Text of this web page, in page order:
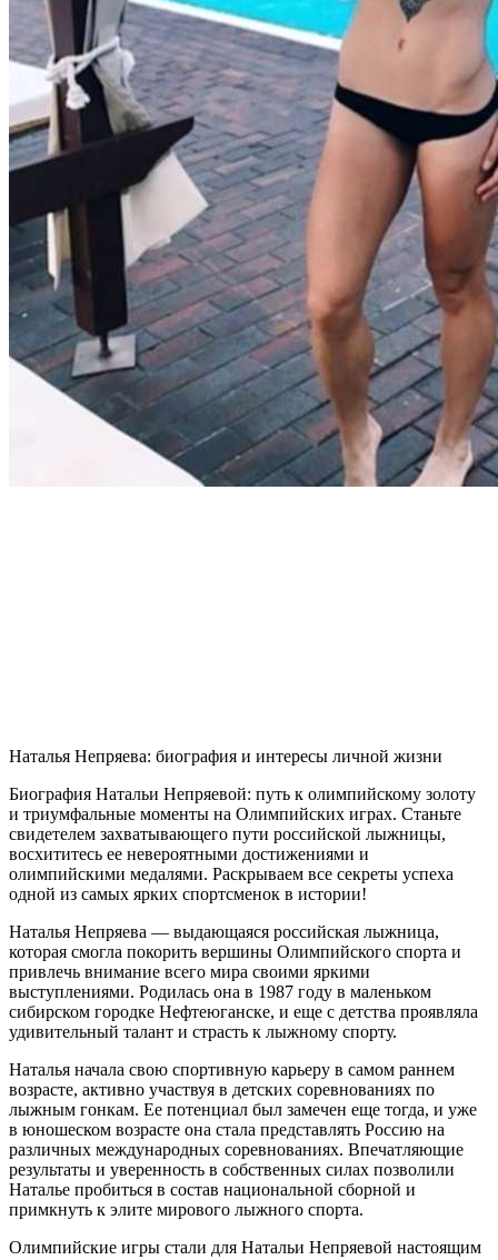
Наталья Непряева: биография и интересы личной жизни
Биография Натальи Непряевой: путь к олимпийскому золоту
и триумфальные моменты на Олимпийских играх. Станьте
свидетелем захватывающего пути российской лыжницы,
восхититесь ее невероятными достижениями и
олимпийскими медалями. Раскрываем все секреты успеха
одной из самых ярких спортсменок в истории!
Наталья Непряева — выдающаяся российская лыжница,
которая смогла покорить вершины Олимпийского спорта и
привлечь внимание всего мира своими яркими
выступлениями. Родилась она в 1987 году в маленьком
сибирском городке Нефтеюганске, и еще с детства проявляла
удивительный талант и страсть к лыжному спорту.
Наталья начала свою спортивную карьеру в самом раннем
возрасте, активно участвуя в детских соревнованиях по
лыжным гонкам. Ее потенциал был замечен еще тогда, и уже
в юношеском возрасте она стала представлять Россию на
различных международных соревнованиях. Впечатляющие
результаты и уверенность в собственных силах позволили
Наталье пробиться в состав национальной сборной и
примкнуть к элите мирового лыжного спорта.
Олимпийские игры стали для Натальи Непряевой настоящим